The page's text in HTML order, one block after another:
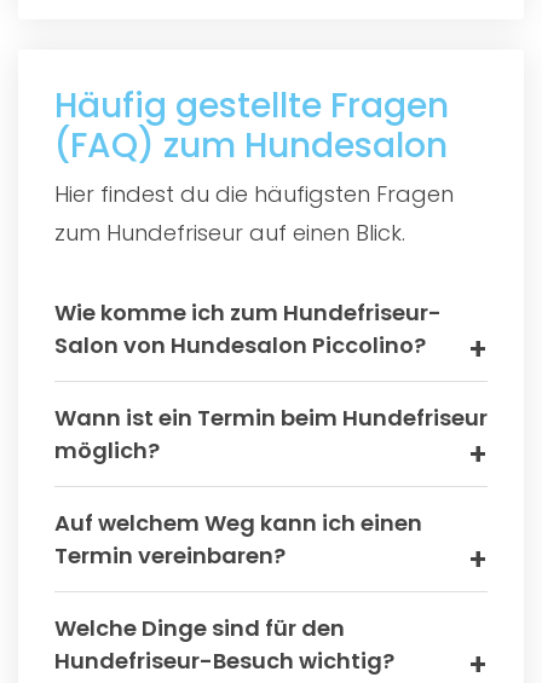
Häufig gestellte Fragen
(FAQ) zum Hundesalon
Hier findest du die häufigsten Fragen
zum Hundefriseur auf einen Blick.
Wie komme ich zum Hundefriseur-
Salon von Hundesalon Piccolino?
Wann ist ein Termin beim Hundefriseur
möglich?
Auf welchem Weg kann ich einen
Termin vereinbaren?
Welche Dinge sind für den
Hundefriseur-Besuch wichtig?